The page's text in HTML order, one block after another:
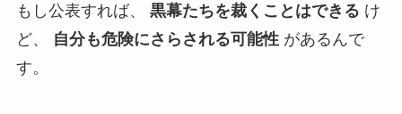
もし公表すれば、 黒幕たちを裁くことはできる け
ど、
自分も危険にさらされる可能性があるんで
す。